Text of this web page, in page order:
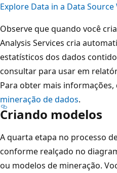
Explore Data in a Data Source
Observe que quando você
Analysis Services cria
estatísticos dos dados
consultar para usar em
Para obter mais informações,
mineração de dados.
Criando modelos
A quarta etapa no processo
conforme realçado no
ou modelos de mineração.